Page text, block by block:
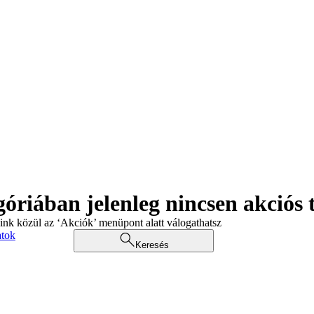
jelenleg nincsen akciós
közül az ‘Akciók’ menüpont alatt válogathatsz
Keresés